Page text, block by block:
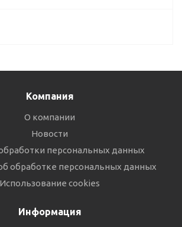
Компания
О компании
Новости
персональных данных
обработке персональных данных
Использование cookies
Информация